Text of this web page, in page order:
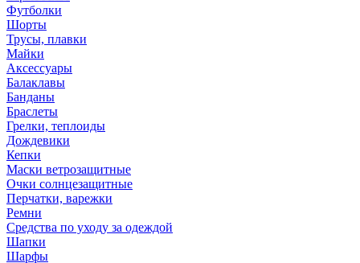
Футболки
Шорты
Трусы, плавки
Майки
Аксессуары
Балаклавы
Банданы
Браслеты
Грелки, теплоиды
Дождевики
Кепки
Маски ветрозащитные
Очки солнцезащитные
Перчатки, варежки
Ремни
Средства по уходу за одеждой
Шапки
Шарфы